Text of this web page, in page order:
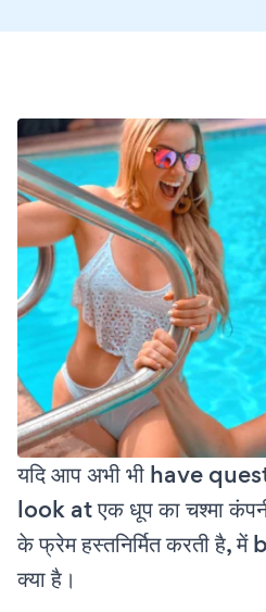
यदि आप अभी भी have
look at एक धूप का चश्मा
के फ्रेम हस्तनिर्मित करती
क्या है।